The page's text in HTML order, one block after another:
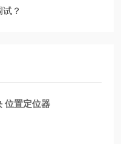
？
位置定位器